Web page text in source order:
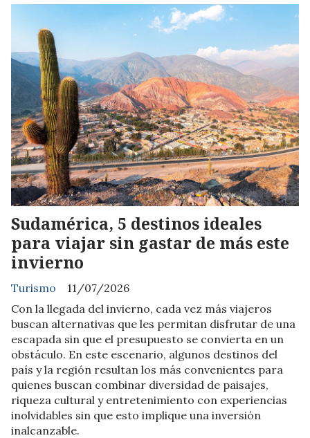
Sudamérica, 5 destinos ideales
para viajar sin gastar de más este
invierno
Turismo
11/07/2026
Con la llegada del invierno, cada vez más viajeros
buscan alternativas que les permitan disfrutar de una
escapada sin que el presupuesto se convierta en un
obstáculo. En este escenario, algunos destinos del
país y la región resultan los más convenientes para
quienes buscan combinar diversidad de paisajes,
riqueza cultural y entretenimiento con experiencias
inolvidables sin que esto implique una inversión
inalcanzable.